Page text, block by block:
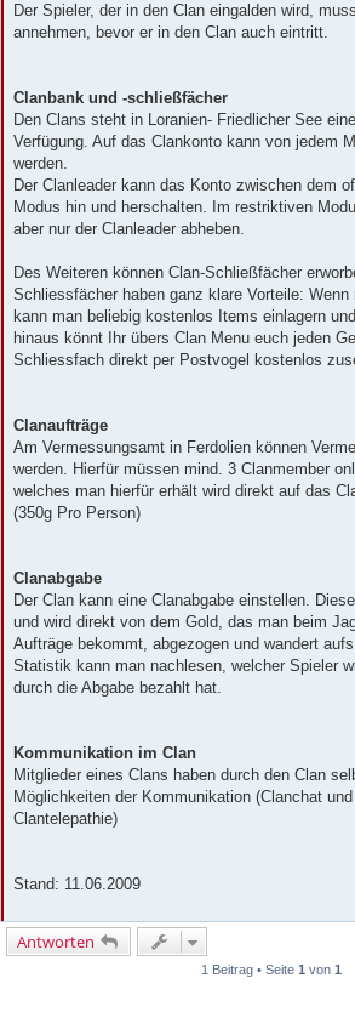
Der Spieler, der in den Clan eingalden wird,
annehmen, bevor er in den Clan auch eintritt.
Clanbank und -schließfächer
Den Clans steht in Loranien- Friedlicher See
Verfügung. Auf das Clankonto kann von jedem
werden.
Der Clanleader kann das Konto zwischen dem
Modus hin und herschalten. Im restriktiven
aber nur der Clanleader abheben.
Des Weiteren können Clan-Schließfächer
Schliessfächer haben ganz klare Vorteile:
kann man beliebig kostenlos Items einlagern
hinaus könnt Ihr übers Clan Menu euch jeden
Schliessfach direkt per Postvogel kostenlos
Clanaufträge
Am Vermessungsamt in Ferdolien können
werden. Hierfür müssen mind. 3 Clanmember
welches man hierfür erhält wird direkt auf das
(350g Pro Person)
Clanabgabe
Der Clan kann eine Clanabgabe einstellen.
und wird direkt von dem Gold, das man beim
Aufträge bekommt, abgezogen und wandert
Statistik kann man nachlesen, welcher Spieler
durch die Abgabe bezahlt hat.
Kommunikation im Clan
Mitglieder eines Clans haben durch den Clan
Möglichkeiten der Kommunikation (Clanchat
Clantelepathie)
Stand: 11.06.2009
Antworten
1 Beitrag • Seite 1 von 1